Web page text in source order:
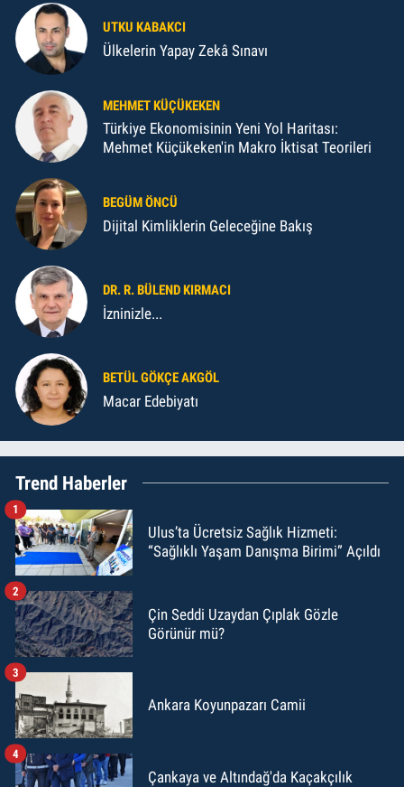
UTKU KABAKCI
Ülkelerin Yapay Zekâ Sınavı
MEHMET KÜÇÜKEKEN
Türkiye Ekonomisinin Yeni Yol Haritası:
Mehmet Küçükeken'in Makro İktisat Teorileri
BEGÜM ÖNCÜ
Dijital Kimliklerin Geleceğine Bakış
DR. R. BÜLEND KIRMACI
İzninizle...
BETÜL GÖKÇE AKGÖL
Macar Edebiyatı
Trend Haberler
Ulus’ta Ücretsiz Sağlık Hizmeti:
“Sağlıklı Yaşam Danışma Birimi” Açıldı
1
Çin Seddi Uzaydan Çıplak Gözle
Görünür mü?
2
Ankara Koyunpazarı Camii
3
Çankaya ve Altındağ'da Kaçakçılık
4